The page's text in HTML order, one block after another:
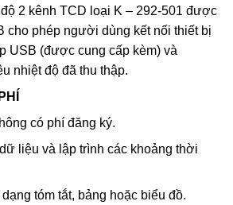
2 kênh TCD loại K – 292-501 được
cho phép người dùng kết nối thiết bị
USB (được cung cấp kèm) và
nhiệt độ đã thu thập.
có phí đăng ký.
liệu và lập trình các khoảng thời
tóm tắt, bảng hoặc biểu đồ.